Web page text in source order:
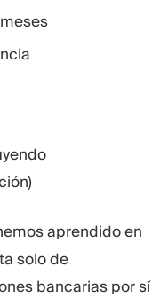
aprendido en
solo de
bancarias por sí